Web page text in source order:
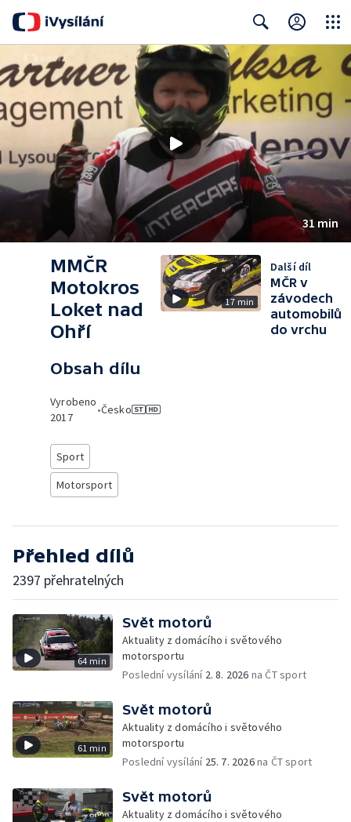
Search Close
31 min
MMČR
Motokros
Loket nad
Ohří
Obsah dílu
Vyrobeno
2017
•Česko
Sport
Motorsport
17 min
Další díl
MČR v
závodech
automobilů
do vrchu
Přehled dílů
2397 přehratelných
64 min
Svět motorů
Aktuality z domácího i světového
motorsportu
Poslední vysílání 2. 8. 2026 na ČT sport
61 min
Svět motorů
Aktuality z domácího i světového
motorsportu
Poslední vysílání 25. 7. 2026na ČT sport
Svět motorů
Aktuality z domácího i světového